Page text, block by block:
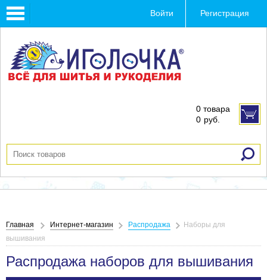
Toggle
navigation
Войти Регистрация
0 товара
0 руб.
Главная Интернет-магазин Распродажа
Наборы для
вышивания
Распродажа наборов для вышивания